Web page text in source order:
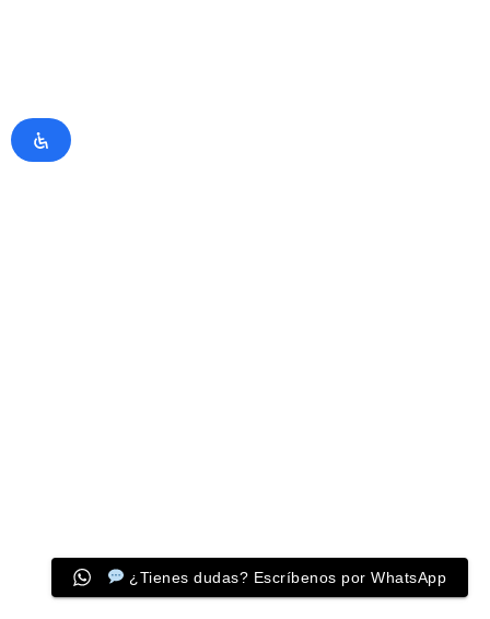
¿Tienes dudas? Escríbenos por WhatsApp